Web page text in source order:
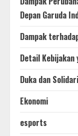
Depan Garuda
Dampak
Detail Kebijakan
Duka dan
Ekonomi
esports